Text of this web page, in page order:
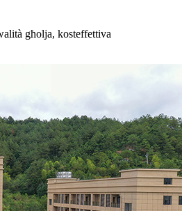
għolja, kosteffettiva